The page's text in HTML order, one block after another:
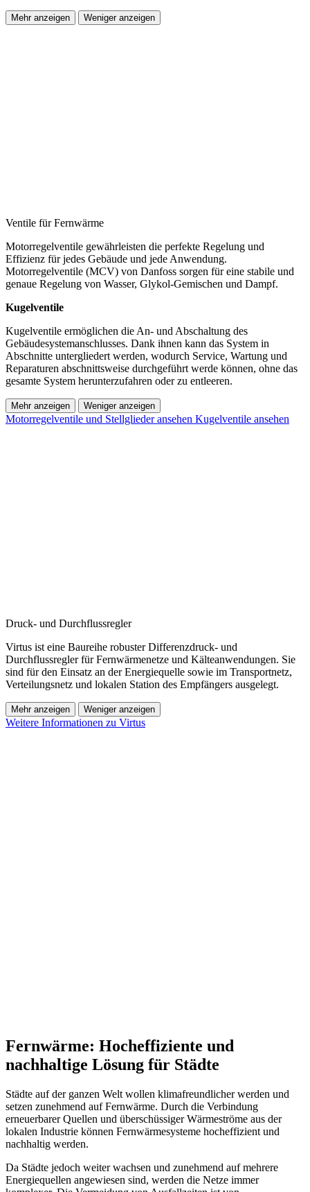
Mehr anzeigen Weniger anzeigen
Ventile für Fernwärme
Motorregelventile gewährleisten die perfekte Regelung und
Effizienz für jedes Gebäude und jede Anwendung.
Motorregelventile (MCV) von Danfoss sorgen für eine stabile und
genaue Regelung von Wasser, Glykol-Gemischen und Dampf.
Kugelventile
Kugelventile ermöglichen die An- und Abschaltung des
Gebäudesystemanschlusses. Dank ihnen kann das System in
Abschnitte untergliedert werden, wodurch Service, Wartung und
Reparaturen abschnittsweise durchgeführt werde können, ohne das
gesamte System herunterzufahren oder zu entleeren.
Mehr anzeigen Weniger anzeigen
Motorregelventile und Stellglieder ansehen Kugelventile ansehen
Druck- und Durchflussregler
Virtus ist eine Baureihe robuster Differenzdruck- und
Durchflussregler für Fernwärmenetze und Kälteanwendungen. Sie
sind für den Einsatz an der Energiequelle sowie im Transportnetz,
Verteilungsnetz und lokalen Station des Empfängers ausgelegt.
Mehr anzeigen Weniger anzeigen
Weitere Informationen zu Virtus
Fernwärme: Hocheffiziente und
nachhaltige Lösung für Städte
Städte auf der ganzen Welt wollen klimafreundlicher werden und
setzen zunehmend auf Fernwärme. Durch die Verbindung
erneuerbarer Quellen und überschüssiger Wärmeströme aus der
lokalen Industrie können Fernwärmesysteme hocheffizient und
nachhaltig werden.
Da Städte jedoch weiter wachsen und zunehmend auf mehrere
Energiequellen angewiesen sind, werden die Netze immer